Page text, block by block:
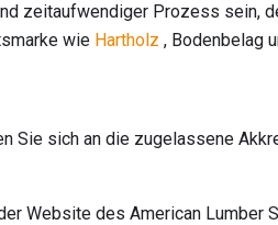
zeitaufwendiger Prozess sein,
wie Hartholz , Bodenbelag
Sie sich an die zugelassene
Website des American Lumber